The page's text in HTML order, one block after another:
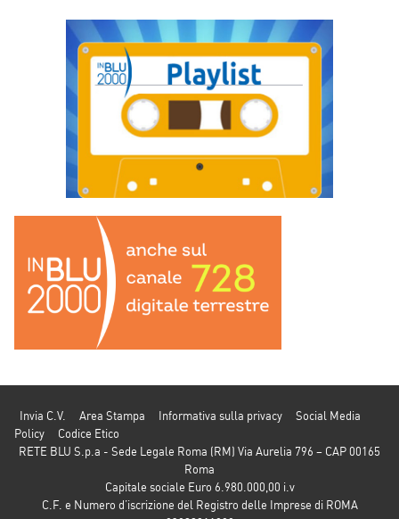
Invia C.V. Area Stampa Informativa sulla privacy
Social Media
Policy
Codice Etico
RETE BLU S.p.a - Sede Legale Roma (RM) Via Aurelia 796 – CAP 00165
Roma
Capitale sociale Euro 6.980.000,00 i.v
C.F. e Numero d’iscrizione del Registro delle Imprese di ROMA